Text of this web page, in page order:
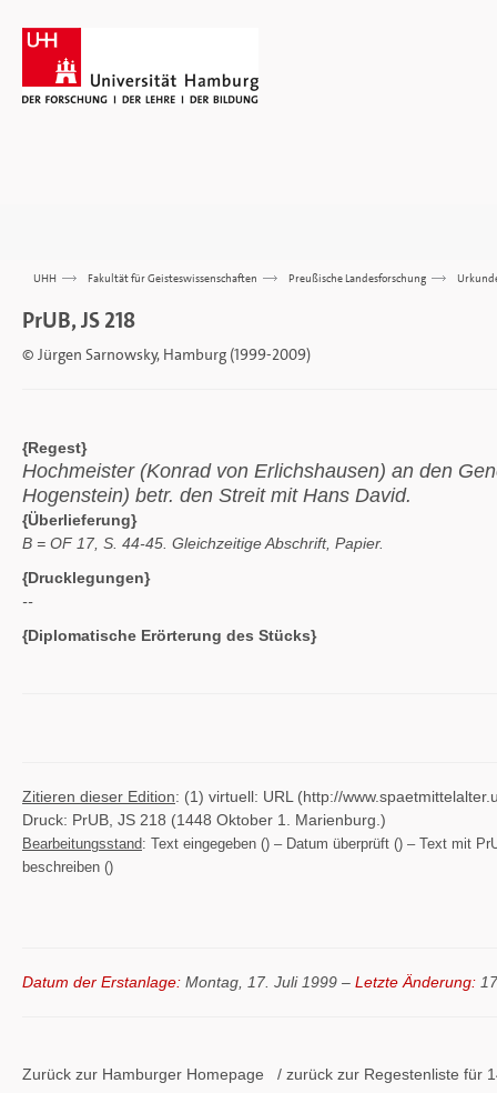
UHH >>> Fakultät für Geisteswissenschaften >>> Preußische Landesforschung >>>
PrUB, JS 218
© Jürgen Sarnowsky, Hamburg (1999-2009)
{Regest}
Hochmeister (Konrad von Erlichshausen) an den
Hogenstein) betr. den Streit mit Hans David.
{Überlieferung}
B = OF 17, S. 44-45. Gleichzeitige Abschrift, Papier.
{Drucklegungen}
--
{Diplomatische Erörterung des Stücks}
Zitieren dieser Edition: (1) virtuell: URL (http://
Druck: PrUB, JS 218 (1448 Oktober 1. Marienburg.)
Bearbeitungsstand: Text eingegeben () – Datum überprüft () – Text mit
beschreiben ()
Datum der Erstanlage: Montag, 17. Juli 1999 – Letzte Änderung:
Zurück zur Hamburger Homepage / zurück zur Regestenliste für